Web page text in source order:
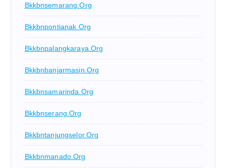
Bkkbnsemarang.org
Bkkbnpontianak.org
Bkkbnpalangkaraya.org
Bkkbnbanjarmasin.org
Bkkbnsamarinda.org
Bkkbnserang.org
Bkkbntanjungselor.org
Bkkbnmanado.org